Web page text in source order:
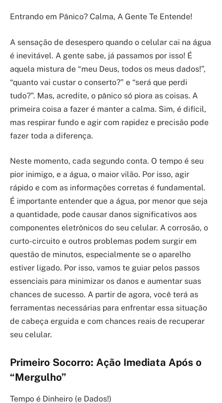
Entrando em Pânico? Calma, A Gente Te Entende!
A sensação de desespero quando o celular cai na água
é inevitável. A gente sabe, já passamos por isso! É
aquela mistura de “meu Deus, todos os meus dados!”,
“quanto vai custar o conserto?” e “será que perdi
tudo?”. Mas, acredite, o pânico só piora as coisas. A
primeira coisa a fazer é manter a calma. Sim, é difícil,
mas respirar fundo e agir com rapidez e precisão pode
fazer toda a diferença.
Neste momento, cada segundo conta. O tempo é seu
pior inimigo, e a água, o maior vilão. Por isso, agir
rápido e com as informações corretas é fundamental.
É importante entender que a água, por menor que seja
a quantidade, pode causar danos significativos aos
componentes eletrônicos do seu celular. A corrosão, o
curto-circuito e outros problemas podem surgir em
questão de minutos, especialmente se o aparelho
estiver ligado. Por isso, vamos te guiar pelos passos
essenciais para minimizar os danos e aumentar suas
chances de sucesso. A partir de agora, você terá as
ferramentas necessárias para enfrentar essa situação
de cabeça erguida e com chances reais de recuperar
seu celular.
Primeiro Socorro: Ação Imediata Após o
“Mergulho”
Tempo é Dinheiro (e Dados!)